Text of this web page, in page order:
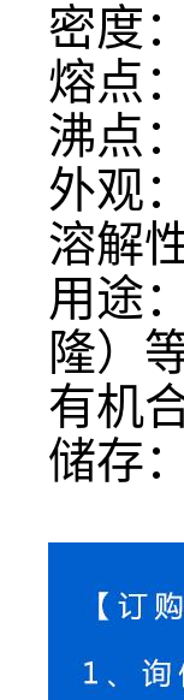
密度：
熔点：
沸点：
外观
溶解
用途
隆）
有机
储存